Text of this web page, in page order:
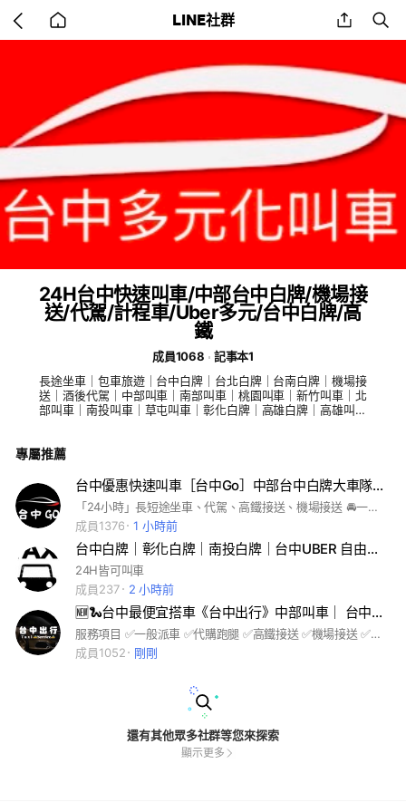
back
to
LINE社群 share
24H台中快速叫車/中部台中白牌/機場接
送/代駕/計程車/Uber多元/台中白牌/高
鐵
成員1068
記事本1
長途坐車｜包車旅遊｜台中白牌｜台北白牌｜台南白牌｜機場接
送｜酒後代駕｜中部叫車｜南部叫車｜桃園叫車｜新竹叫車｜北
部叫車｜南投叫車｜草屯叫車｜彰化白牌｜高雄白牌｜高雄叫車
專屬推薦
台中優惠快速叫車［台中Go］中部台中白牌大車隊UBER/高鐵機場接送/代駕/搭車/坐車/多元化計程車
「24小時」長短途坐車、代駕、高鐵接送、機場接送 🚘一般搭車|預約叫車🚘 🚘酒後代駕|跑腿代購🚘 🚘包車旅遊|遠程包車🚘 🚘微型搬家|優惠價格🚘
成員1376
1 小時前
台中白牌｜彰化白牌｜南投白牌｜台中UBER 自由接單 24H皆可派車
24H皆可叫車
成員237
2 小時前
🆕🐍台中最便宜搭車《台中出行》中部叫車｜ 台中叫車｜ 台中白牌｜搭車｜Uber服務｜代駕｜長途｜
服務項目 ✅一般派車 ✅代購跑腿 ✅高鐵接送 ✅機場接送 ✅包車旅遊 ✅酒後代駕 ✅道路救援 🏻‍♀歡迎貴賓們‍♂預約車輛 24h為您服務 #台中叫車 #白牌 #計程車 #uber
成員1052
剛剛
還有其他眾多社群等您來探索
顯示更多